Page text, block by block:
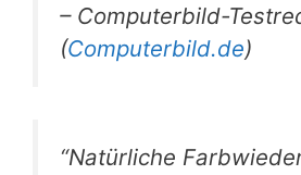
– Computerbild-
(Computerbild.de)
“Natürliche